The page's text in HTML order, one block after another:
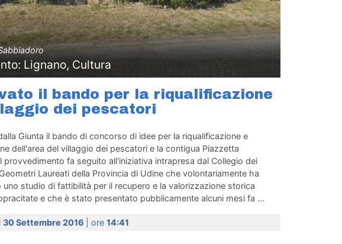
Lignano, Cultura
il bando per la riqualificazione
dei pescatori
Giunta il bando di concorso di idee per la riqualificazione e
dell'area del villaggio dei pescatori e la contigua Piazzetta
provvedimento fa seguito all'iniziativa intrapresa dal Collegio dei
Laureati della Provincia di Udine che volontariamente ha
studio di fattibilità per il recupero e la valorizzazione storica
e che è stato presentato pubblicamente alcuni mesi fa ...
30 Settembre 2016 | ore 14:41